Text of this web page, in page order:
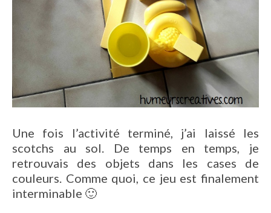
Une fois l’activité terminé, j’ai laissé les
scotchs au sol. De temps en temps, je
retrouvais des objets dans les cases de
couleurs. Comme quoi, ce jeu est finalement
interminable 🙂